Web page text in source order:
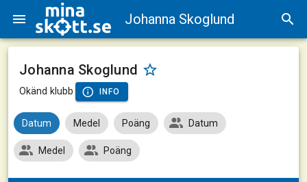
Johanna Skoglund
Johanna Skoglund
Okänd klubb INFO
Datum Medel Poäng Datum
Medel Poäng